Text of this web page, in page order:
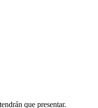
que presentar.